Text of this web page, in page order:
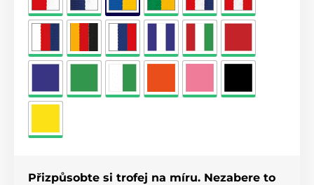
Přizpůsobte si trofej na míru. Nezabere to